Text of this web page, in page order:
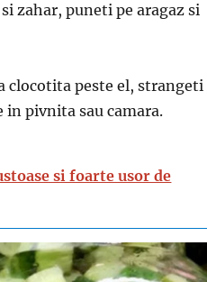
zahar, puneti pe aragaz si
clocotita peste el, strangeti
in pivnita sau camara.
si foarte usor de